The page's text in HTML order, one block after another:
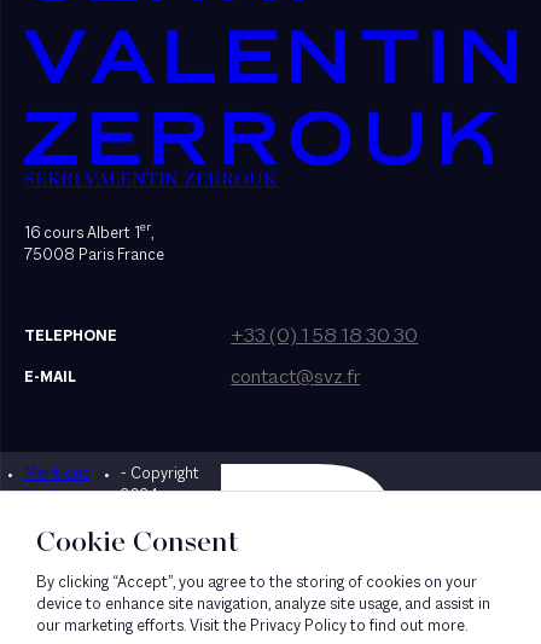
SEKRI VALENTIN ZERROUK
16 cours Albert 1er,
75008 Paris France
TELEPHONE +33 (0) 1 58 18 30 30
E-MAIL contact@svz.fr
Mentions
légales
- Copyright
2024
Designed by Bonhomme
Cookie Consent
By clicking “Accept”, you agree to the storing of cookies on your
device to enhance site navigation, analyze site usage, and assist in
our marketing efforts. Visit the Privacy Policy to find out more.